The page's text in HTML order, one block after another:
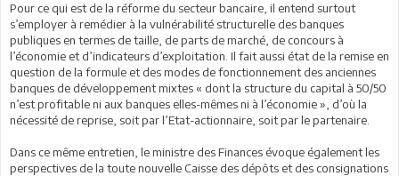
Pour ce qui est de la réforme du secteur bancaire, il entend surtout
s’employer à remédier à la vulnérabilité structurelle des banques
publiques en termes de taille, de parts de marché, de concours à
l’économie et d’indicateurs d’exploitation. Il fait aussi état de la remise en
question de la formule et des modes de fonctionnement des anciennes
banques de développement mixtes « dont la structure du capital à 50/50
n’est profitable ni aux banques elles-mêmes ni à l’économie », d’où la
nécessité de reprise, soit par l’Etat-actionnaire, soit par le partenaire.
Dans ce même entretien, le ministre des Finances évoque également les
perspectives de la toute nouvelle Caisse des dépôts et des consignations